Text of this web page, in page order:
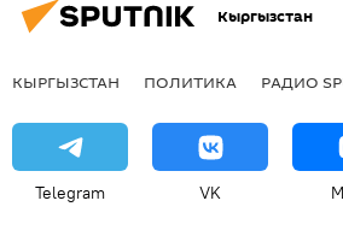
Кыргызстан
КЫРГЫЗСТАН ПОЛИТИКА РАДИО
Telegram VK